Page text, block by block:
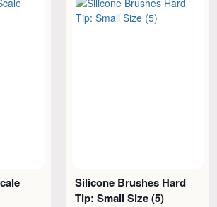
Silicone Brushes Hard
Tip: Small Size (5)